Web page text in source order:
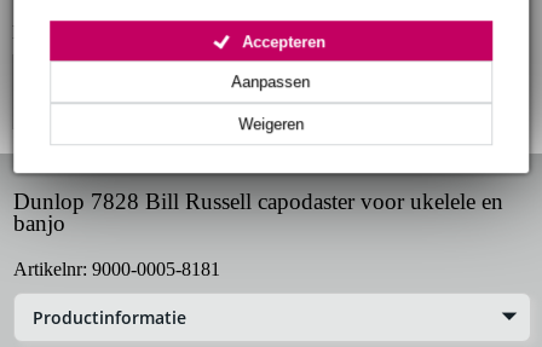
Weigeren
Aanpassen
Accepteren
Dunlop 7828 Bill Russell capodaster voor ukelele en
banjo
Artikelnr: 9000-0005-8181
Productinformatie